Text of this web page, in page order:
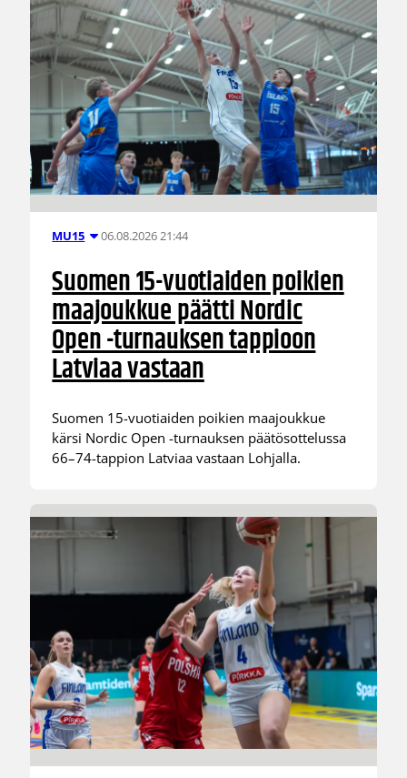
MU15 06.08.2026 21:44
Suomen 15-vuotiaiden poikien
maajoukkue päätti Nordic
Open -turnauksen tappioon
Latviaa vastaan
Suomen 15-vuotiaiden poikien maajoukkue
kärsi Nordic Open -turnauksen päätösottelussa
66–74-tappion Latviaa vastaan Lohjalla.